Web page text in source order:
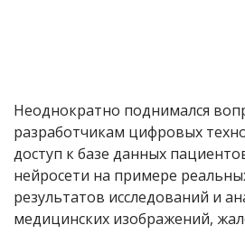
Неоднократно поднимался
разработчикам цифровых
доступ к базе данных
нейросети на примере
результатов исследований и
медицинских изображений,